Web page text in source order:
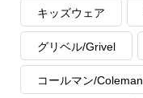
キッズウェア
グリベル/Grivel
コールマン/Coleman